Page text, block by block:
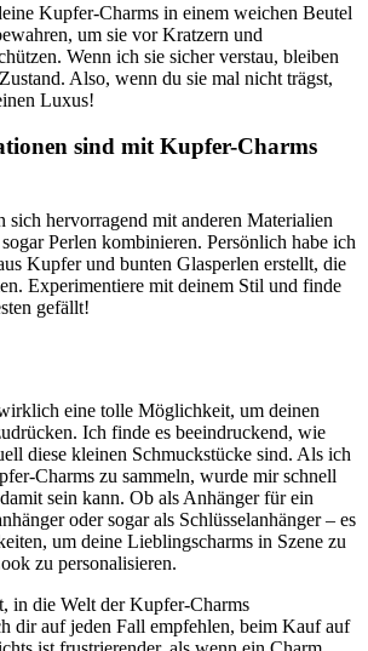
Kupfer-Charms in ‌einem weichen ‌Beutel⁤
um sie ⁢vor Kratzern und
Wenn ich sie sicher verstau, ⁣bleiben
Also, wenn du ‍sie mal nicht trägst,
Luxus!
sind mit​ Kupfer-Charms​
sich hervorragend mit anderen Materialien
Perlen kombinieren. Persönlich⁤ habe ich
​Kupfer ‍und‌ bunten Glasperlen ⁤erstellt, die
Experimentiere mit ‌deinem Stil und finde
gefällt!
eine⁤ tolle ‌Möglichkeit, um deinen
Ich finde es beeindruckend, wie‍
diese kleinen Schmuckstücke sind. Als ich
Charms zu sammeln, wurde mir schnell
‍sein kann. Ob als Anhänger für ein
oder sogar als Schlüsselanhänger – es
um deine​ Lieblingscharms in Szene‍ zu
zu personalisieren.
in die Welt der‌ Kupfer-Charms
⁤dir⁤ auf jeden Fall empfehlen, beim ⁤Kauf auf